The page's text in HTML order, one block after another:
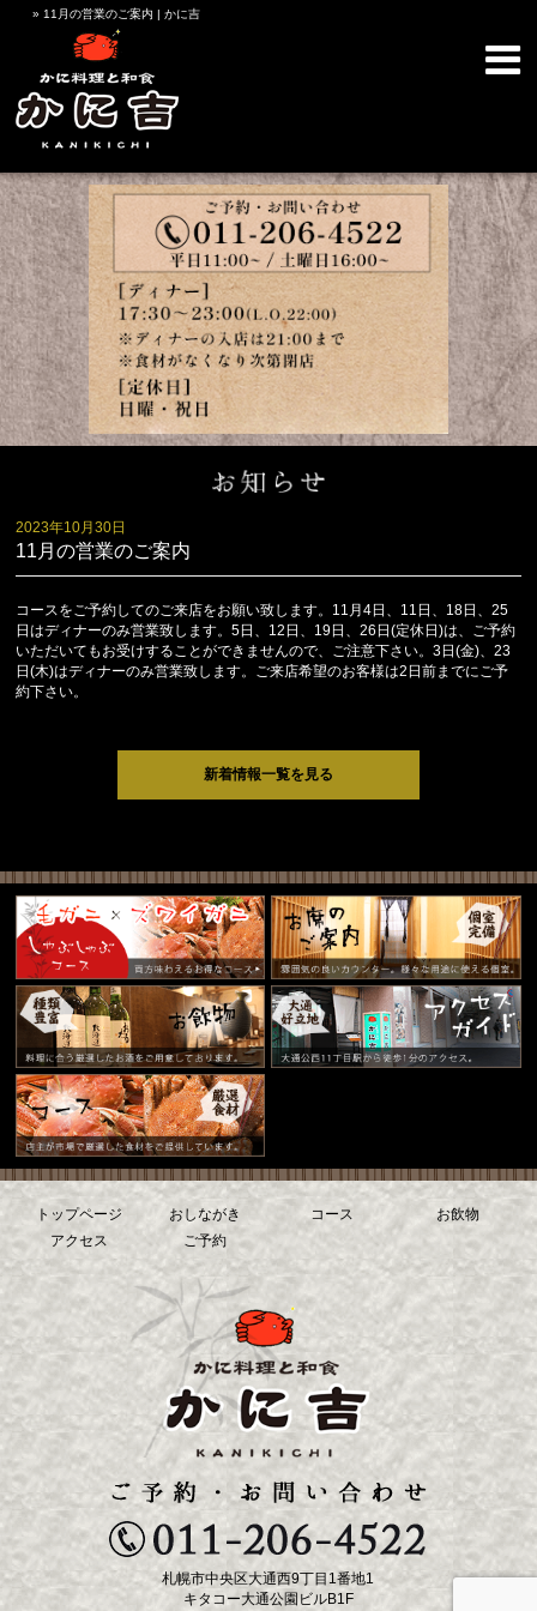
» 11月の営業のご案内 | かに吉
2023年10月30日
11月の営業のご案内
コースをご予約してのご来店をお願い致します。11月4日、11日、18日、25
日はディナーのみ営業致します。5日、12日、19日、26日(定休日)は、ご予約
いただいてもお受けすることができませんので、ご注意下さい。3日(金)、23
日(木)はディナーのみ営業致します。ご来店希望のお客様は2日前までにご予
約下さい。
新着情報一覧を見る
トップページ おしながき コース
お飲物
アクセス
ご予約
札幌市中央区大通西9丁目1番地1
キタコー大通公園ビルB1F